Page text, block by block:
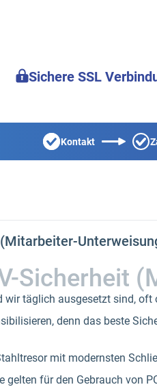
Sichere SSL
Kontakt
Sicherheit
wir täglich ausgesetzt sind, oft
denn das beste
mit modernsten
gelten für den Gebrauch von